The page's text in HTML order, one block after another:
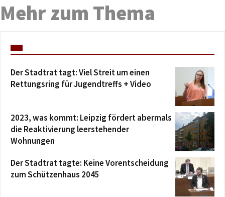
Mehr zum Thema
Der Stadtrat tagt: Viel Streit um einen
Rettungsring für Jugendtreffs + Video
2023, was kommt: Leipzig fördert abermals
die Reaktivierung leerstehender
Wohnungen
Der Stadtrat tagte: Keine Vorentscheidung
zum Schützenhaus 2045